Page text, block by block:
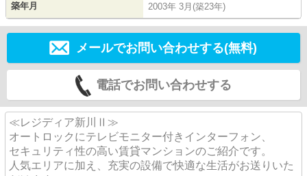
築年月 2003年 3月(築23年)
メールでお問い合わせする(無料)
電話でお問い合わせする
≪レジディア新川Ⅱ≫
オートロックにテレビモニター付きインターフォン、
セキュリティ性の高い賃貸マンションのご紹介です。
人気エリアに加え、充実の設備で快適な生活がお送りいた